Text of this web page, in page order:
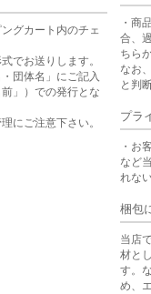
グカート内のチェ
でお送りします。
団体名」にご記入
」）での発行とな
にご注意下さい。
・商
合、
ちら
なお
と判
プラ
・お
など
れな
梱包
当店
材と
す。
め、